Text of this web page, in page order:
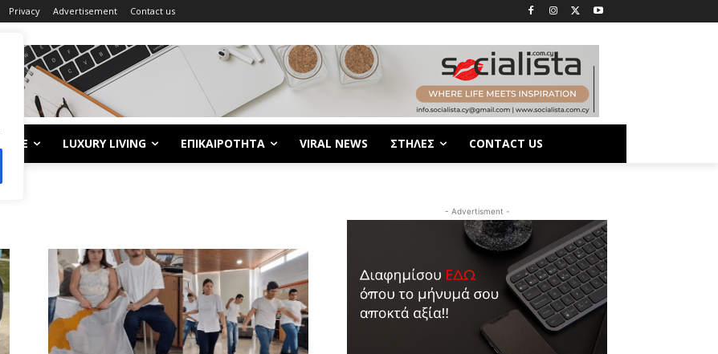
Privacy Advertisement Contact us
LIFE LUXURY LIVING ΕΠΙΚΑΙΡΟΤΗΤΑ VIRAL NEWS ΣΤΗΛΕΣ CONTACT US
- Advertisment -